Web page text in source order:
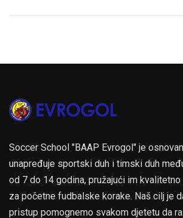
Soccer School "BAAP Evrogol" je
unapređuje sportski duh i timski duh
od 7 do 14 godina, pružajući im
za početne fudbalske korake. Naš cilj je
pristup pomognemo svakom djetetu da